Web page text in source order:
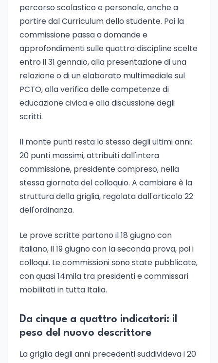
percorso scolastico e personale, anche a
partire dal Curriculum dello studente. Poi la
commissione passa a domande e
approfondimenti sulle quattro discipline scelte
entro il 31 gennaio, alla presentazione di una
relazione o di un elaborato multimediale sul
PCTO, alla verifica delle competenze di
educazione civica e alla discussione degli
scritti.
Il monte punti resta lo stesso degli ultimi anni:
20 punti massimi, attribuiti dall'intera
commissione, presidente compreso, nella
stessa giornata del colloquio. A cambiare è la
struttura della griglia, regolata dall'articolo 22
dell'ordinanza.
Le prove scritte partono il 18 giugno con
italiano, il 19 giugno con la seconda prova, poi i
colloqui. Le commissioni sono state pubblicate,
con quasi 14mila tra presidenti e commissari
mobilitati in tutta Italia.
Da cinque a quattro indicatori: il
peso del nuovo descrittore
La griglia degli anni precedenti suddivideva i 20